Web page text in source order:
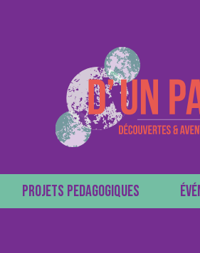
PROJETS PEDAGOGIQUES